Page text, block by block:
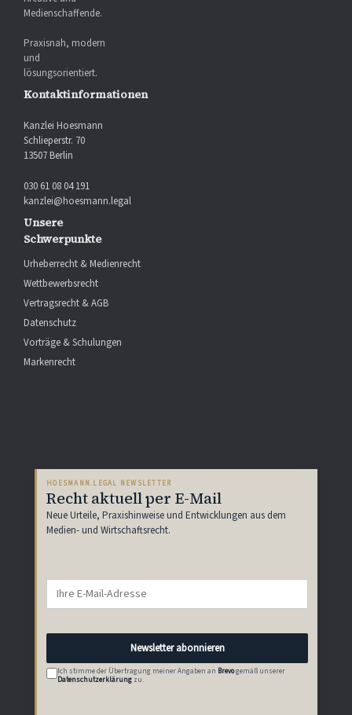
Medienschaffende.
Praxisnah, modern
und
lösungsorientiert.
Kontaktinformationen
Kanzlei Hoesmann
Schlieperstr. 70
13507 Berlin
030 61 08 04 191
kanzlei@hoesmann.legal
Unsere
Schwerpunkte
Urheberrecht & Medienrecht
Wettbewerbsrecht
Vertragsrecht & AGB
Datenschutz
Vorträge & Schulungen
Markenrecht
HOESMANN.LEGAL NEWSLETTER
Recht aktuell per E-Mail
Neue Urteile, Praxishinweise und Entwicklungen aus dem
Medien- und Wirtschaftsrecht.
Newsletter abonnieren
Ich stimme der Übertragung meiner Angaben an Brevogemäß unserer
Datenschutzerklärung zu.